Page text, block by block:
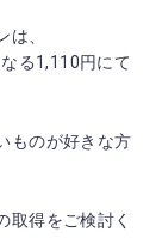
、
る1,110円にて
ものが好きな方
取得をご検討く